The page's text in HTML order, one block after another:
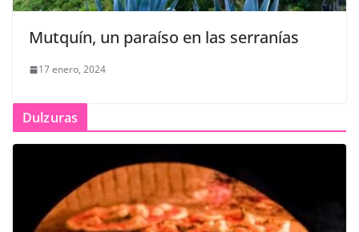
Mutquín, un paraíso en las serranías
17 enero, 2024
Dulzuras